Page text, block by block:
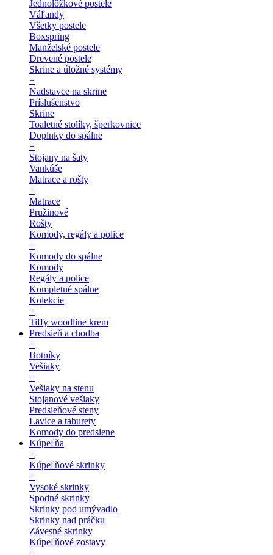
Jednolôžkové postele
Váľandy
Všetky postele
Boxspring
Manželské postele
Drevené postele
Skrine a úložné systémy
+
Nadstavce na skrine
Príslušenstvo
Skrine
Toaletné stolíky, šperkovnice
Doplnky do spálne
+
Stojany na šaty
Vankúše
Matrace a rošty
+
Matrace
Pružinové
Rošty
Komody, regály a police
+
Komody do spálne
Komody
Regály a police
Kompletné spálne
Kolekcie
+
Tiffy woodline krem
Predsieň a chodba
+
Botníky
Vešiaky
+
Vešiaky na stenu
Stojanové vešiaky
Predsieňové steny
Lavice a taburety
Komody do predsiene
Kúpeľňa
+
Kúpeľňové skrinky
+
Vysoké skrinky
Spodné skrinky
Skrinky pod umývadlo
Skrinky nad práčku
Závesné skrinky
Kúpeľňové zostavy
+